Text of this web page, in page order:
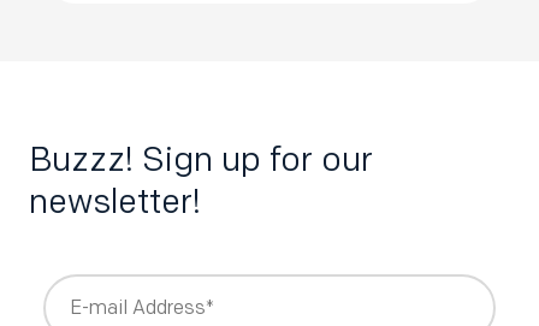
Buzzz! Sign up for our
newsletter!